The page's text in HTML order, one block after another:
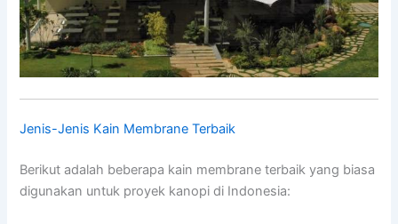
Jenis-Jenis Kain Membrane Terbaik
Berikut adalah beberapa kain membrane terbaik yang biasa
digunakan untuk proyek kanopi di Indonesia: